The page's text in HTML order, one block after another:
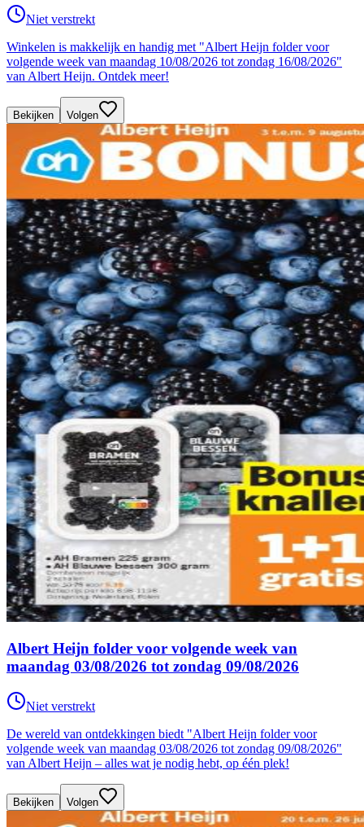
Niet verstrekt
Winkelen is makkelijk en handig met "Albert Heijn folder voor
volgende week van maandag 10/08/2026 tot zondag 16/08/2026"
van Albert Heijn. Ontdek meer!
Bekijken Volgen
Albert Heijn folder voor volgende week van
maandag 03/08/2026 tot zondag 09/08/2026
Niet verstrekt
De wereld van ontdekkingen biedt "Albert Heijn folder voor
volgende week van maandag 03/08/2026 tot zondag 09/08/2026"
van Albert Heijn – alles wat je nodig hebt, op één plek!
Bekijken Volgen